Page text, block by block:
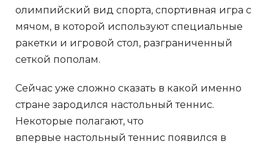
олимпийский вид спорта, спортивная игра с
мячом, в которой используют специальные
ракетки и игровой стол, разграниченный
сеткой пополам.
Сейчас уже сложно сказать в какой именно
стране зародился настольный теннис.
Некоторые полагают, что
впервые настольный теннис появился в